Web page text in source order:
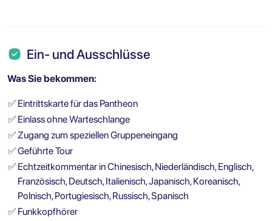
Ein- und Ausschlüsse
Was Sie bekommen:
✅ Eintrittskarte für das Pantheon
✅ Einlass ohne Warteschlange
✅ Zugang zum speziellen Gruppeneingang
✅Geführte Tour
✅ Echtzeitkommentar in Chinesisch, Niederländisch, Englisch,
Französisch, Deutsch, Italienisch, Japanisch, Koreanisch,
Polnisch, Portugiesisch, Russisch, Spanisch
✅ Funkkopfhörer